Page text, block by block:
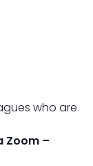
who are
Zoom –